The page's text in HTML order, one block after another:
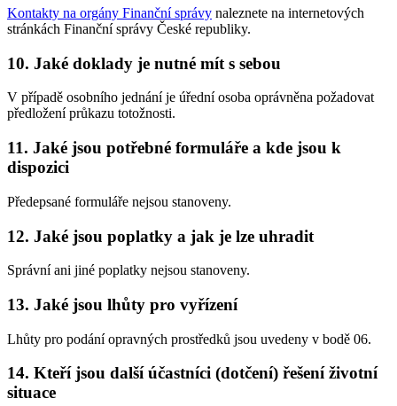
Kontakty na orgány Finanční správy naleznete na internetových
stránkách Finanční správy České republiky.
10. Jaké doklady je nutné mít s sebou
V případě osobního jednání je úřední osoba oprávněna požadovat
předložení průkazu totožnosti.
11. Jaké jsou potřebné formuláře a kde jsou k
dispozici
Předepsané formuláře nejsou stanoveny.
12. Jaké jsou poplatky a jak je lze uhradit
Správní ani jiné poplatky nejsou stanoveny.
13. Jaké jsou lhůty pro vyřízení
Lhůty pro podání opravných prostředků jsou uvedeny v bodě 06.
14. Kteří jsou další účastníci (dotčení) řešení životní
situace